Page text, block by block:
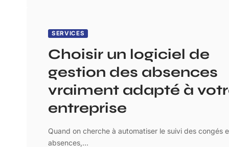
SERVICES
Choisir un logiciel de
gestion des absences
vraiment adapté à
entreprise
Quand on cherche à automatiser le suivi des congés
absences,…